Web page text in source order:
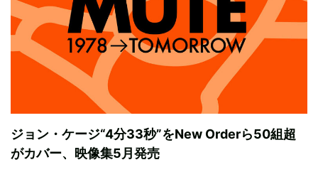
ジョン・ケージ“4分33秒”をNew Orderら50組超
がカバー、映像集5月発売